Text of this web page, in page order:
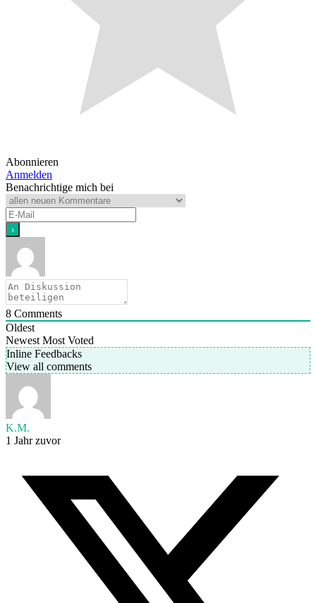
Abonnieren
Anmelden
Benachrichtige mich bei
8 Comments
Oldest
Newest Most Voted
Inline Feedbacks
View all comments
K.M.
1 Jahr zuvor